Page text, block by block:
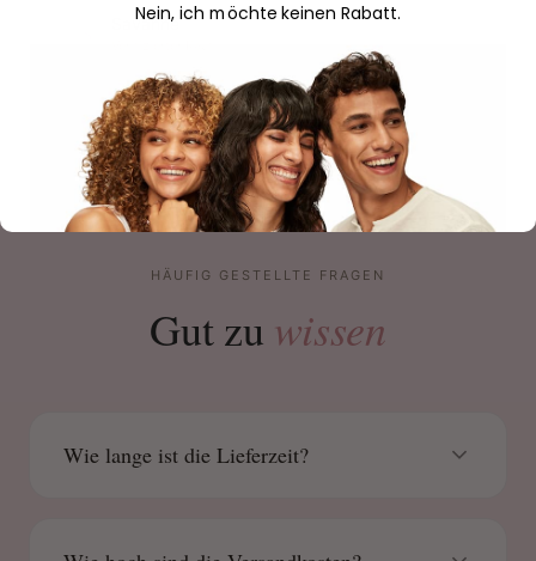
Savanne
HÄUFIG GESTELLTE FRAGEN
Gut zu wissen
Wie lange ist die Lieferzeit?
Nein, ich möchte keinen Rabatt.